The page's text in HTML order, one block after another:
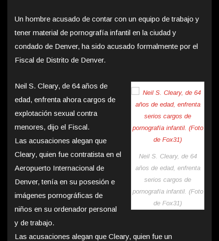
Un hombre acusado de contar con un equipo de trabajo y
tener material de pornografía infantil en la ciudad y
condado de Denver, ha sido acusado formalmente por el
Fiscal de Distrito de Denver.
Neil S. Cleary, de 64
años de edad, enfrenta
serios cargos de
pornografía infantil. (Foto
de Fox31)
Neil S. Cleary, de 64 años de
edad, enfrenta ahora cargos de
explotación sexual contra
menores, dijo el Fiscal.
Las acusaciones alegan que
Cleary, quien fue contratista en el
Aeropuerto Internacional de
Denver, tenía en su posesión e
imágenes pornográficas de
niños en su ordenador personal
y de trabajo.
Las acusaciones alegan que Cleary, quien fue un